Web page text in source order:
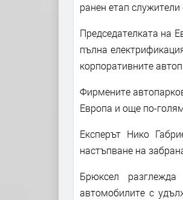
ранен етап
Председателката на
пълна
корпоративните
Фирмените
Европа и още по-
Експерът Нико
настъпване на
Брюксел
автомобилите с